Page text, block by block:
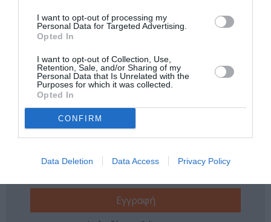
I want to opt-out of processing my
Personal Data for Targeted Advertising.
Opted In
I want to opt-out of Collection, Use,
Retention, Sale, and/or Sharing of my
Personal Data that Is Unrelated with the
Purposes for which it was collected.
Opted In
CONFIRM
Data Deletion Data Access Privacy Policy
Tags
ΑΙΜΙΛΙΑΝΟΣ ΣΤΑΜΑΤΑΚΗΣ
ΘΕΑΤΡΟ ΑΚΡΟΠΟΛ
ΜΙΟΥΖΙΚΑΛ - MUSICAL
Newsletter